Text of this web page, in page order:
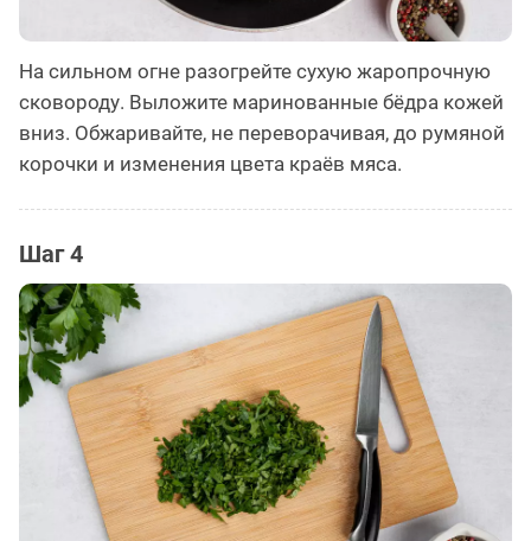
На сильном огне разогрейте сухую жаропрочную
сковороду. Выложите маринованные бёдра кожей
вниз. Обжаривайте, не переворачивая, до румяной
корочки и изменения цвета краёв мяса.
Шаг 4